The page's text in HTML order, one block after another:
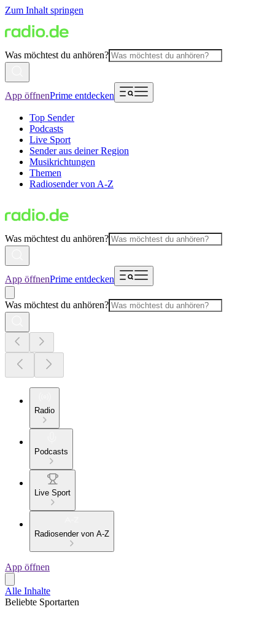
Zum Inhalt springen
Was möchtest du anhören?
App öffnenPrime entdecken
Top Sender
Podcasts
Live Sport
Sender aus deiner Region
Musikrichtungen
Themen
Radiosender von A-Z
Was möchtest du anhören?
App öffnenPrime entdecken
Was möchtest du anhören?
Radio
Podcasts
Live Sport
Radiosender von A-Z
App öffnen
Alle Inhalte
Beliebte Sportarten